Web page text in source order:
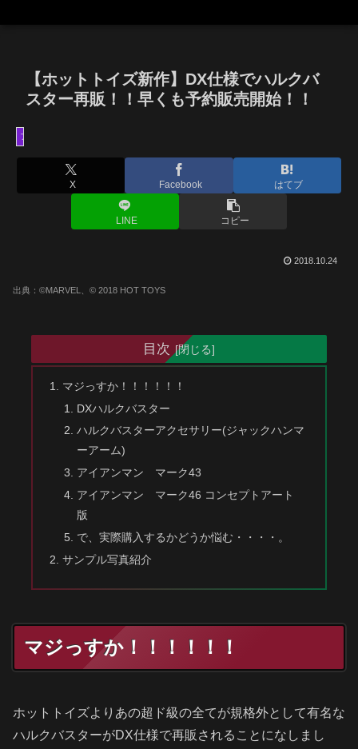
【ホットトイズ新作】DX仕様でハルクバ
スター再販！！早くも予約販売開始！！
フィギュア
X Facebook はてブ
LINE コピー
2018.10.24
出典：©MARVEL、© 2018 HOT TOYS
目次
マジっすか！！！！！！
DXハルクバスター
ハルクバスターアクセサリー(ジャックハンマ
ーアーム)
アイアンマン マーク43
アイアンマン マーク46 コンセプトアート
版
で、実際購入するかどうか悩む・・・・。
サンプル写真紹介
マジっすか！！！！！！
ホットトイズよりあの超ド級の全てが規格外として有名な
ハルクバスターがDX仕様で再販されることになしまし